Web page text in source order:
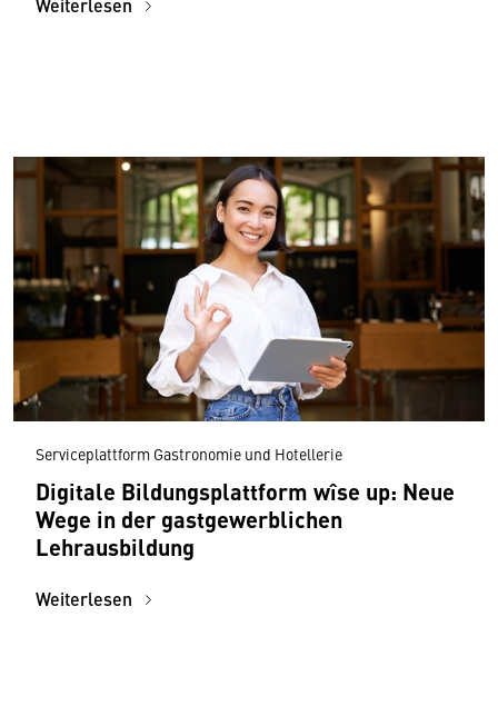
Mitarbeiter:innen und Betriebe
Serviceplattform Gastronomie und Hotellerie
Digitale Bildungsplattform wîse up: Neue
Wege in der gastgewerblichen
Lehrausbildung
Weiterlesen